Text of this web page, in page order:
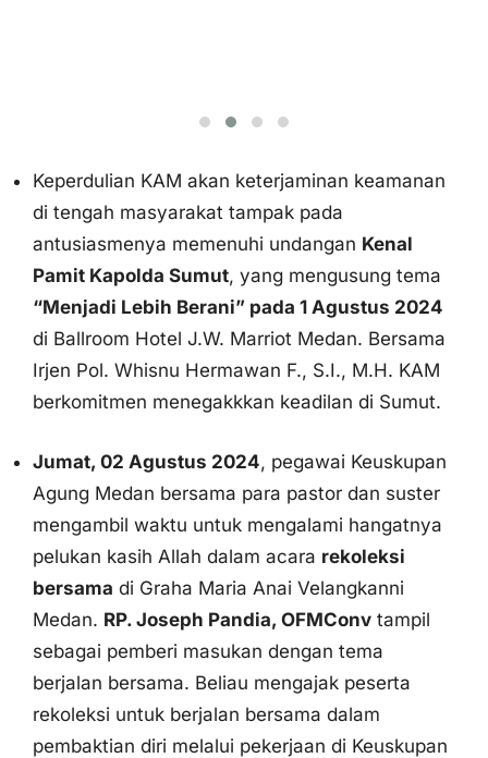
Keperdulian KAM akan keterjaminan keamanan
di tengah masyarakat tampak pada
antusiasmenya memenuhi undangan Kenal
Pamit Kapolda Sumut, yang mengusung tema
“Menjadi Lebih Berani” pada 1 Agustus 2024
di Ballroom Hotel J.W. Marriot Medan. Bersama
Irjen Pol. Whisnu Hermawan F., S.I., M.H. KAM
berkomitmen menegakkkan keadilan di Sumut.
Jumat, 02 Agustus 2024, pegawai Keuskupan
Agung Medan bersama para pastor dan suster
mengambil waktu untuk mengalami hangatnya
pelukan kasih Allah dalam acara rekoleksi
bersama di Graha Maria Anai Velangkanni
Medan. RP. Joseph Pandia, OFMConv tampil
sebagai pemberi masukan dengan tema
berjalan bersama. Beliau mengajak peserta
rekoleksi untuk berjalan bersama dalam
pembaktian diri melalui pekerjaan di Keuskupan